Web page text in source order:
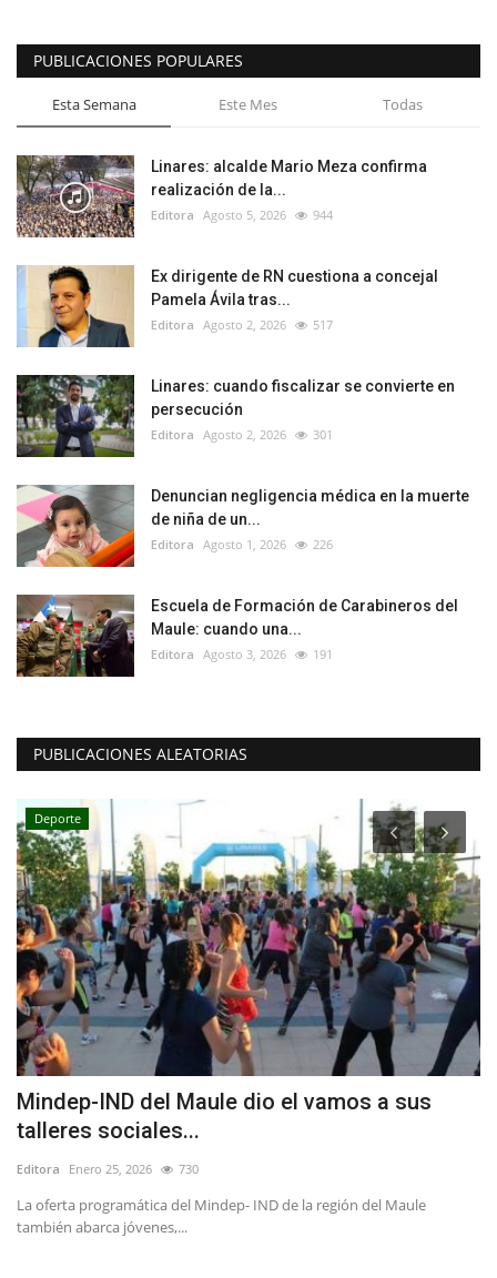
PUBLICACIONES POPULARES
Esta Semana Este Mes Todas
Linares: alcalde Mario Meza confirma
realización de la...
Editora Agosto 5, 2026 944
Ex dirigente de RN cuestiona a concejal
Pamela Ávila tras...
Editora Agosto 2, 2026 517
Linares: cuando fiscalizar se convierte en
persecución
Editora Agosto 2, 2026 301
Denuncian negligencia médica en la muerte
de niña de un...
Editora Agosto 1, 2026 226
Escuela de Formación de Carabineros del
Maule: cuando una...
Editora Agosto 3, 2026 191
PUBLICACIONES ALEATORIAS
Deporte
Mindep-IND del Maule dio el vamos a sus
talleres sociales...
Editora Enero 25, 2026 730
La oferta programática del Mindep- IND de la región del Maule
también abarca jóvenes,...